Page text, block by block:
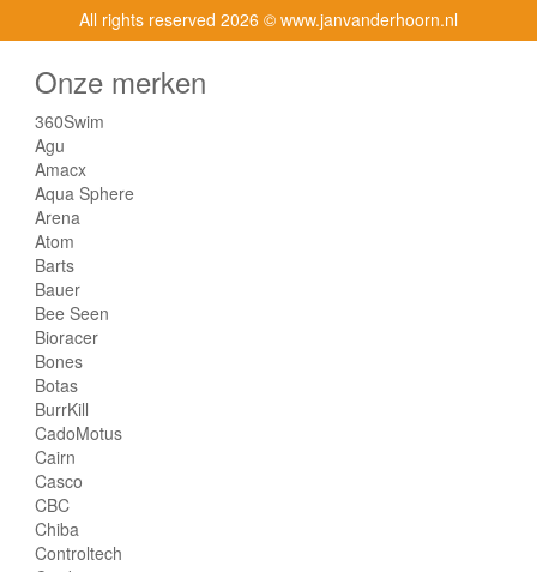
All rights reserved 2026 © www.janvanderhoorn.nl
Onze merken
360Swim
Agu
Amacx
Aqua Sphere
Arena
Atom
Barts
Bauer
Bee Seen
Bioracer
Bones
Botas
BurrKill
CadoMotus
Cairn
Casco
CBC
Chiba
Controltech